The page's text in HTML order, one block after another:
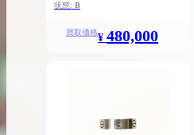
状態: B
買取価格¥ 480,000